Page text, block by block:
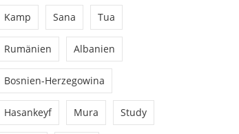
Kamp Sana Tua
Rumänien Albanien
Bosnien-Herzegowina
Hasankeyf Mura Study